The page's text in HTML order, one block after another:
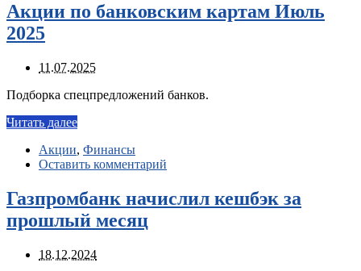
Акции по банковским картам Июль
2025
11.07.2025
Подборка спецпредложений банков.
Читать далее
Акции, Финансы
Оставить комментарий
Газпромбанк начислил кешбэк за
прошлый месяц
18.12.2024